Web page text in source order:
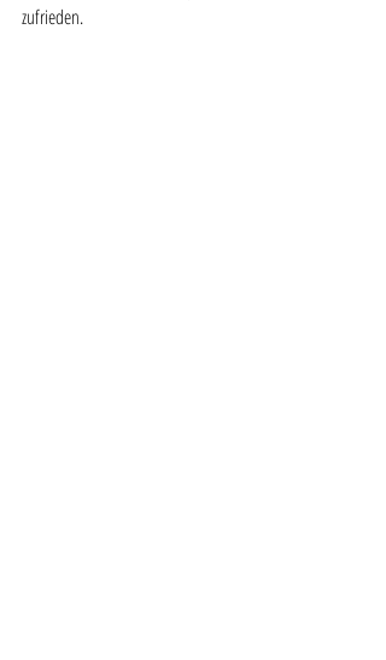
zufrieden.